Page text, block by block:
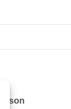
son